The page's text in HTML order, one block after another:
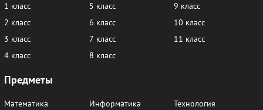
1 класс
2 класс
3 класс
4 класс
5 класс
6 класс
7 класс
8 класс
9 класс
10 класс
11 класс
Предметы
Математика
Информатика
Технология